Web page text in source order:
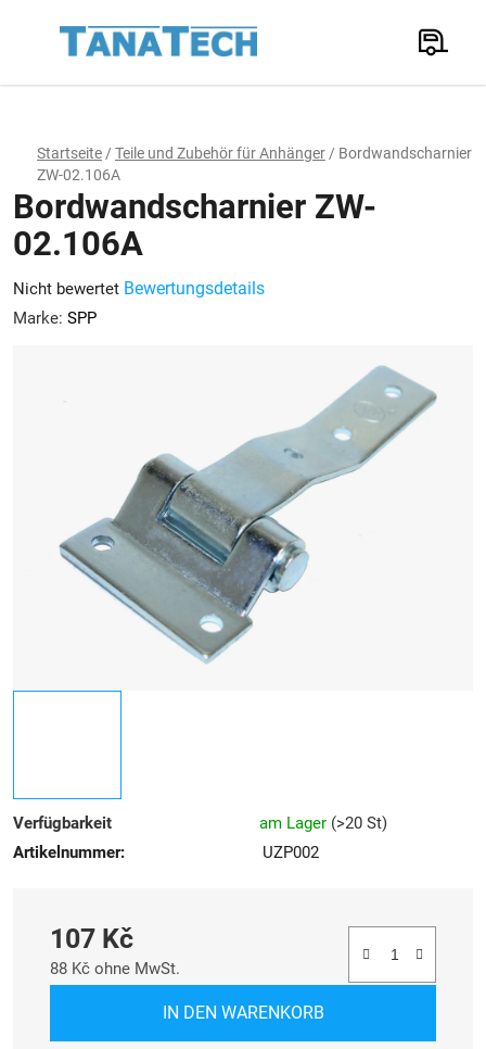
Suchen
Startseite / Teile und Zubehör für Anhänger / Bordwandscharnier
ZW-02.106A
Verfügbarkeit am Lager (>20 St)
Artikelnummer:
UZP002
107 Kč
88 Kč ohne MwSt.
IN DEN WARENKORB
Bordwandscharnier ZW-
02.106A
Die
durchschnittliche
Nicht bewertet Bewertungsdetails
Marke: SPP